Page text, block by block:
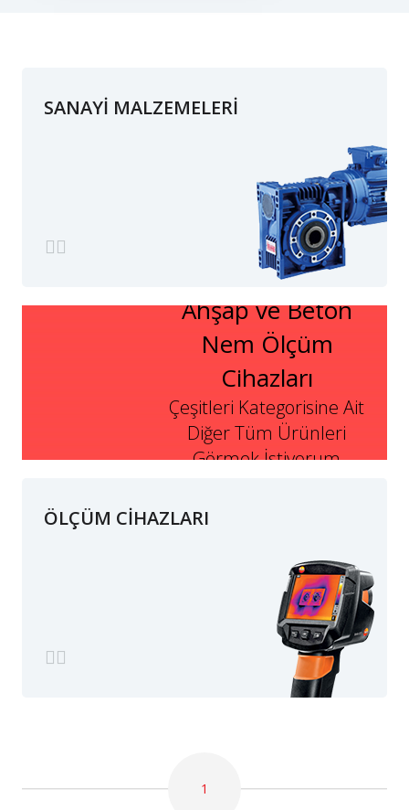
SANAYİ MALZEMELERİ
Ahşap ve Beton
Nem Ölçüm
Cihazları
Çeşitleri Kategorisine Ait
Diğer Tüm Ürünleri
Görmek İstiyorum
ÖLÇÜM CİHAZLARI
1